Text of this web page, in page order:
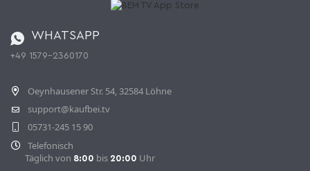
WHATSAPP
+49 1579-2360170
Oeynhausener Str. 54, 32584 Löhne
support@kaufbei.tv
05731-245 15 90
Telefonisch
Täglich von 8:00 bis 20:00 Uhr